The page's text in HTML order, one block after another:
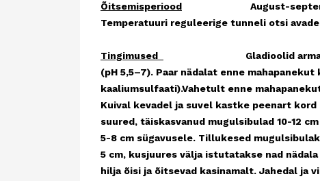
Õitsemisperiood August-september.
Temperatuuri reguleerige tunneli otsi
Tingimused
Gladioolid armastavad
(pH 5,5–7). Paar nädalat enne
kaaliumsulfaati).Vahetult enne
Kuival kevadel ja suvel kastke peenart
suured, täiskasvanud mugulsibulad 10-12
5-8 cm sügavusele. Tillukesed
5 cm, kusjuures välja istutatakse nad
hilja õisi ja õitsevad kasinamalt. Jahedal ja